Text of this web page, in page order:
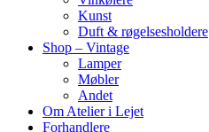
Kunst
Duft & røgelsesholdere
Shop – Vintage
Lamper
Møbler
Andet
Om Atelier i Lejet
Forhandlere